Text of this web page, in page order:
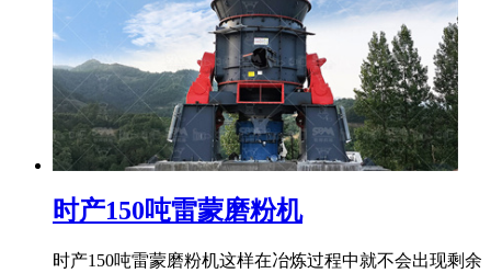
时产150吨雷蒙磨粉机
时产150吨雷蒙磨粉机这样在冶炼过程中就不会出现剩余